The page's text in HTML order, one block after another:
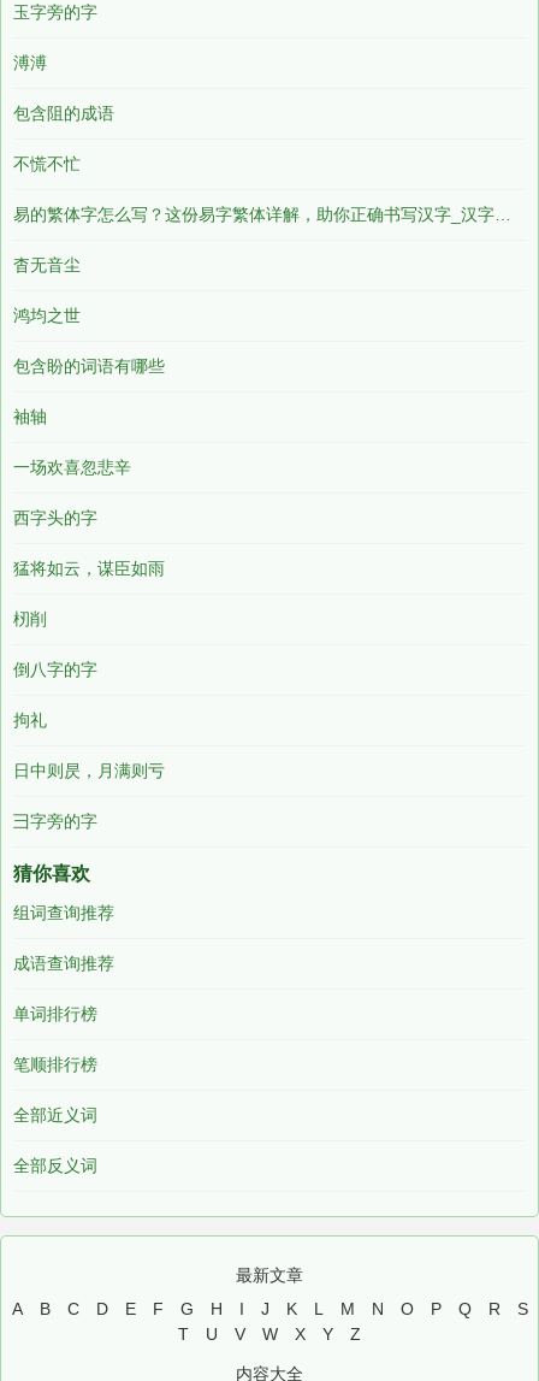
玉字旁的字
溥溥
包含阻的成语
不慌不忙
杳无音尘
鸿均之世
包含盼的词语有哪些
袖轴
一场欢喜忽悲辛
西字头的字
猛将如云，谋臣如雨
杒削
倒八字的字
拘礼
日中则昃，月满则亏
彐字旁的字
猜你喜欢
组词查询推荐
成语查询推荐
单词排行榜
笔顺排行榜
全部近义词
全部反义词
最新文章
A
B C D E F G H I J K L M N O P Q R
S
T
U V W X Y Z
内容大全